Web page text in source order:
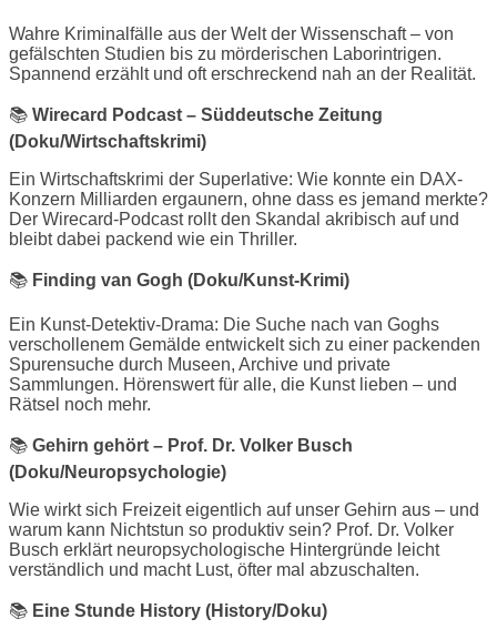
Wahre Kriminalfälle aus der Welt der Wissenschaft – von
gefälschten Studien bis zu mörderischen Laborintrigen.
Spannend erzählt und oft erschreckend nah an der Realität.
📚 Wirecard Podcast – Süddeutsche Zeitung
(Doku/Wirtschaftskrimi)
Ein Wirtschaftskrimi der Superlative: Wie konnte ein DAX-
Konzern Milliarden ergaunern, ohne dass es jemand merkte?
Der Wirecard-Podcast rollt den Skandal akribisch auf und
bleibt dabei packend wie ein Thriller.
📚 Finding van Gogh (Doku/Kunst-Krimi)
Ein Kunst-Detektiv-Drama: Die Suche nach van Goghs
verschollenem Gemälde entwickelt sich zu einer packenden
Spurensuche durch Museen, Archive und private
Sammlungen. Hörenswert für alle, die Kunst lieben – und
Rätsel noch mehr.
📚 Gehirn gehört – Prof. Dr. Volker Busch
(Doku/Neuropsychologie)
Wie wirkt sich Freizeit eigentlich auf unser Gehirn aus – und
warum kann Nichtstun so produktiv sein? Prof. Dr. Volker
Busch erklärt neuropsychologische Hintergründe leicht
verständlich und macht Lust, öfter mal abzuschalten.
📚 Eine Stunde History (History/Doku)